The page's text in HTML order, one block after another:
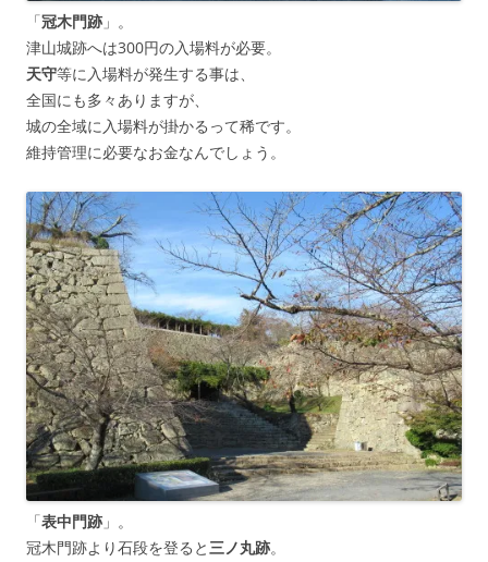
「冠木門跡 」。
津山城跡へは300円の入場料が必要。
天守等に入場料が発生する事は、
全国にも多々ありますが、
城の全域に入場料が掛かるって稀です。
維持管理に必要なお金なんでしょう。
「表中門跡 」。
冠木門跡より石段を登ると 三ノ丸跡。